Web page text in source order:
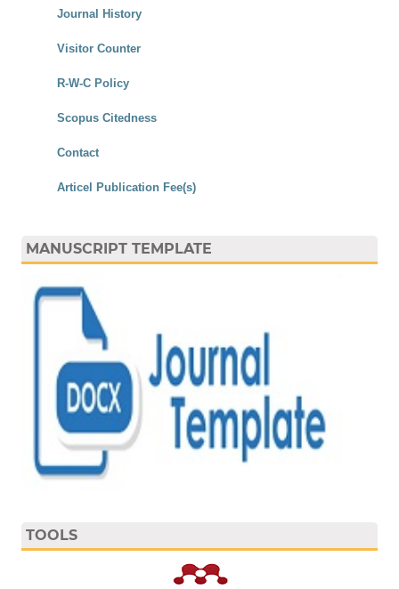
Journal History
Visitor Counter
R-W-C Policy
Scopus Citedness
Contact
Articel Publication Fee(s)
MANUSCRIPT TEMPLATE
TOOLS